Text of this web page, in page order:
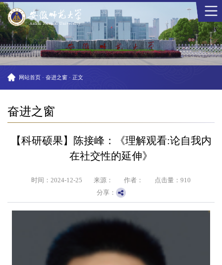
网站首页 · 奋进之窗 · 正文
奋进之窗
【科研硕果】陈接峰：《理解观看:论自我内
在社交性的延伸》
时间：2024-12-25 来源： 作者： 点击量： 910
分享：